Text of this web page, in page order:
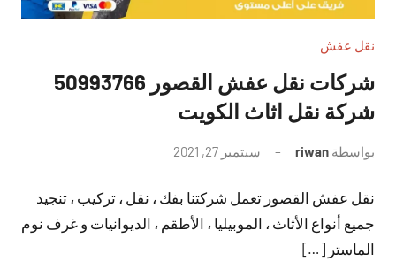
نقل عفش
شركات نقل عفش القصور 50993766
شركة نقل اثاث الكويت
بواسطة riwan سبتمبر 27, 2021
تعليقات
نقل عفش القصور تعمل شركتنا بفك ، نقل ، تركيب ، تنجيد
جميع أنواع الأثاث ، الموبيليا ، الأطقم ، الديوانيات و غرف نوم
الماستر […]